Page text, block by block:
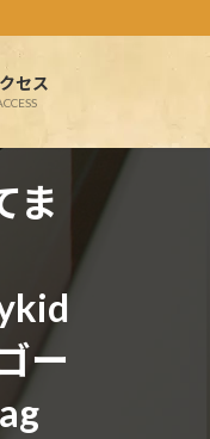
セス
ま
ー